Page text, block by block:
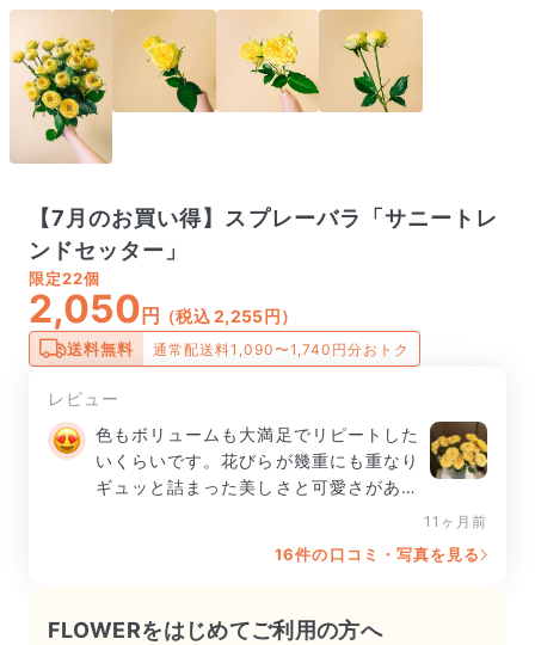
【7月のお買い得】スプレーバラ「サニートレ
ンドセッター」
限定22個
2,050 円 （税込 2,255円）
送料無料 通常配送料1,090〜1,740円分おトク
レビュー
色もボリュームも大満足でリピートした
いくらいです。花びらが幾重にも重なり
ギュッと詰まった美しさと可愛さがあり
11ヶ月前
16件の口コミ・写真を見る
FLOWERをはじめてご利用の方へ